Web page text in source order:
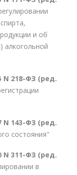
и об
алкогольной
N 218-ФЗ (ред.
N 143-ФЗ (ред.
состояния"
N 311-ФЗ (ред.
в